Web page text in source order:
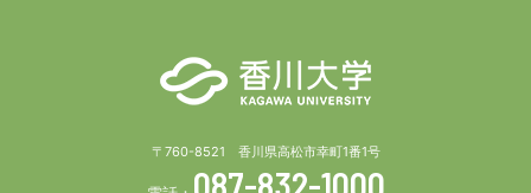
〒760-8521 香川県高松市幸町1番1号